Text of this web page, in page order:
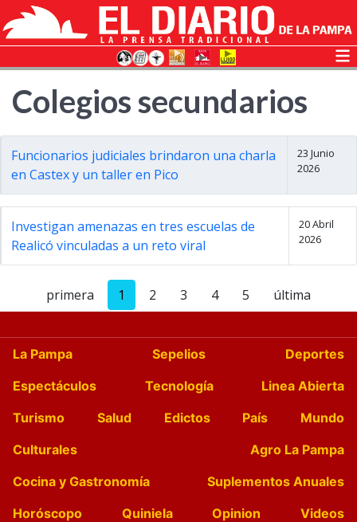
Colegios secundarios
Funcionarios judiciales brindaron una charla
en Castex y un taller en Pico
23 Junio
2026
Investigan amenazas en tres escuelas de
Realicó vinculadas a un reto viral
20 Abril
2026
primera 1 2 3 4 5 última
La Pampa Sepelios
Deportes
Espectáculos
Tecnología
Linea Abierta
Turismo
Salud Edictos País
Mundo
Culturales
Agro La Pampa
Cocina y Gastronomía
Suplementos Anuales
Horóscopo
Quiniela Opinion
Videos